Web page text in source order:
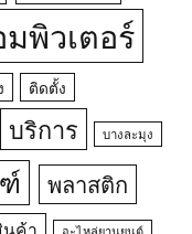
พิวเตอร์
ติดตั้ง
บริการ บางละมุง
พลาสติก
นค้า